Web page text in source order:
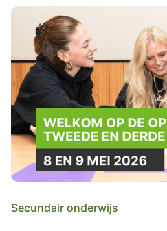
Secundair onderwijs